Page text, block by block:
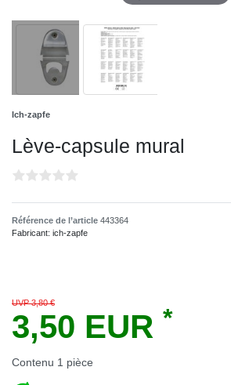
Ich-zapfe
Lève-capsule mural
Référence de l’article 443364
Fabricant: ich-zapfe
UVP 3,80 €
3,50 EUR *
Contenu 1 pièce